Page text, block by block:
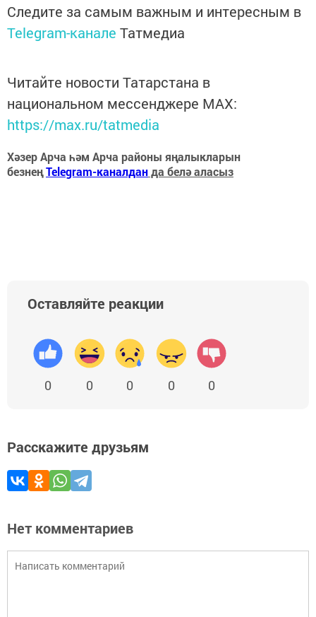
Следите за самым важным и интересным в
Telegram-канале Татмедиа
Читайте новости Татарстана в
национальном мессенджере MАХ:
https://max.ru/tatmedia
Хәзер Арча һәм Арча районы яңалыкларын
безнеңTelegram-каналданда белә аласыз
Оставляйте реакции
0 0 0 0 0
Расскажите друзьям
Нет комментариев